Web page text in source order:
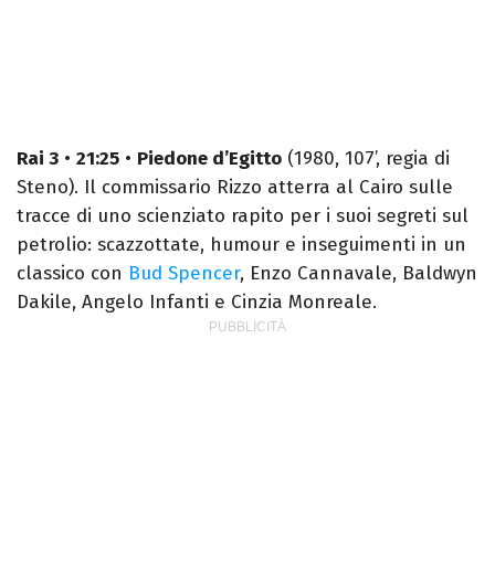
Rai 3 • 21:25 • Piedone d’Egitto (1980, 107’, regia di
Steno). Il commissario Rizzo atterra al Cairo sulle
tracce di uno scienziato rapito per i suoi segreti sul
petrolio: scazzottate, humour e inseguimenti in un
classico con Bud Spencer, Enzo Cannavale, Baldwyn
Dakile, Angelo Infanti e Cinzia Monreale.